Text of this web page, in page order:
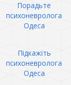
Порадьте
психоневролога
Одеса
Підкажіть
психоневролога
Одеса